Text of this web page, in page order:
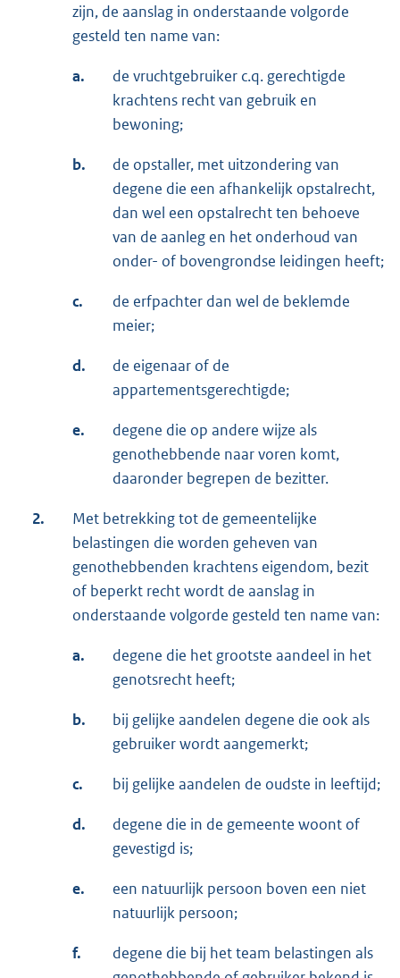
zijn, de aanslag in onderstaande volgorde
gesteld ten name van:
a.
de vruchtgebruiker c.q. gerechtigde
krachtens recht van gebruik en
bewoning;
b.
de opstaller, met uitzondering van
degene die een afhankelijk opstalrecht,
dan wel een opstalrecht ten behoeve
van de aanleg en het onderhoud van
onder- of bovengrondse leidingen heeft;
c.
de erfpachter dan wel de beklemde
meier;
d.
de eigenaar of de
appartementsgerechtigde;
e.
degene die op andere wijze als
genothebbende naar voren komt,
daaronder begrepen de bezitter.
2.
Met betrekking tot de gemeentelijke
belastingen die worden geheven van
genothebbenden krachtens eigendom, bezit
of beperkt recht wordt de aanslag in
onderstaande volgorde gesteld ten name van:
a.
degene die het grootste aandeel in het
genotsrecht heeft;
b.
bij gelijke aandelen degene die ook als
gebruiker wordt aangemerkt;
c. bij gelijke aandelen de oudste in leeftijd;
d.
degene die in de gemeente woont of
gevestigd is;
e.
een natuurlijk persoon boven een niet
natuurlijk persoon;
f.
degene die bij het team belastingen als